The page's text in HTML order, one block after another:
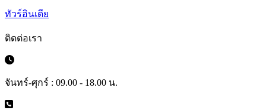
ทัวร์อินเดีย
ติดต่อเรา
จันทร์-ศุกร์ : 09.00 - 18.00 น.